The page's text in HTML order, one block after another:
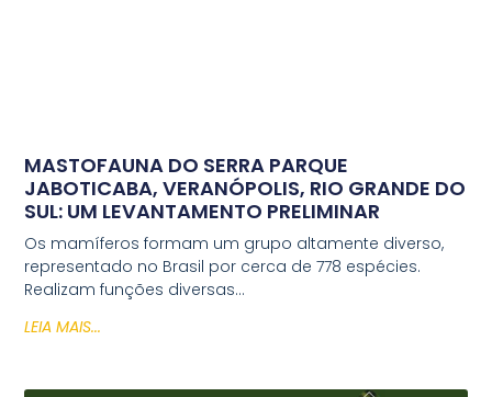
MASTOFAUNA DO SERRA PARQUE
JABOTICABA, VERANÓPOLIS, RIO GRANDE DO
SUL: UM LEVANTAMENTO PRELIMINAR
Os mamíferos formam um grupo altamente diverso,
representado no Brasil por cerca de 778 espécies.
Realizam funções diversas…
LEIA MAIS...